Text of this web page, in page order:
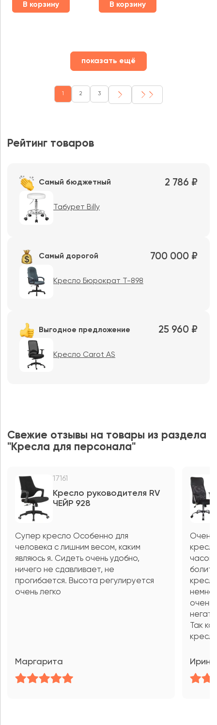
В корзину В корзину
показать ещё
1 2 3
Рейтинг товаров
Самый бюджетный 2 786 ₽
Табурет Billy
Самый дорогой 700 000 ₽
Кресло Бюрократ T-898
Выгодное предложение 25 960 ₽
Кресло Carot AS
Свежие отзывы на товары из раздела
"Кресла для персонала"
17161
Кресло руководителя RV
ЧЕЙР 928
Супер кресло Особенно для
человека с лишним весом, каким
являюсь я. Сидеть очень удобно,
ничего не сдавливает, не
прогибается. Высота регулируется
очень легко
Маргарита
Очень
часов
болит,
очень
Так
Ирина